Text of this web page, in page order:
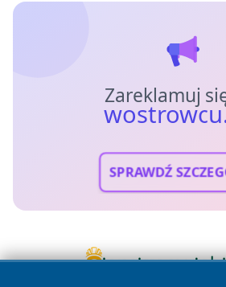
Zareklamuj
SPRAWDŹ